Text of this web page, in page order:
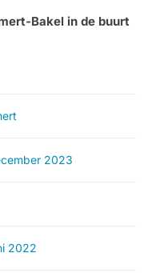
Bakel in de buurt
2023
2022